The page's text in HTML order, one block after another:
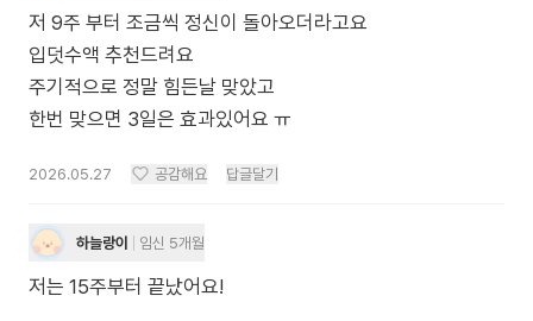
저 9주 부터 조금씩 정신이 돌아오더라고요
입덧수액 추천드려요
주기적으로 정말 힘든날 맞았고
한번 맞으면 3일은 효과있어요 ㅠ
2026.05.27 공감해요 답글달기
하늘랑이 임신 5개월
저는 15주부터 끝났어요!